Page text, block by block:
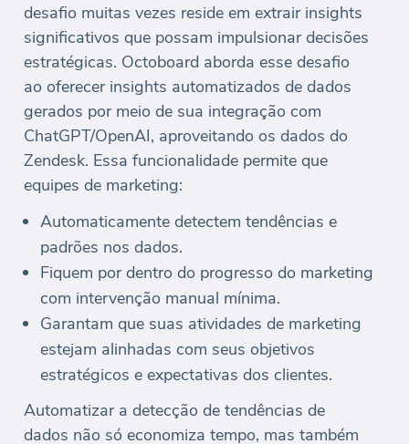
desafio muitas vezes reside em extrair insights
significativos que possam impulsionar decisões
estratégicas. Octoboard aborda esse desafio
ao oferecer insights automatizados de dados
gerados por meio de sua integração com
ChatGPT/OpenAI, aproveitando os dados do
Zendesk. Essa funcionalidade permite que
equipes de marketing:
Automaticamente detectem tendências e
padrões nos dados.
Fiquem por dentro do progresso do marketing
com intervenção manual mínima.
Garantam que suas atividades de marketing
estejam alinhadas com seus objetivos
estratégicos e expectativas dos clientes.
Automatizar a detecção de tendências de
dados não só economiza tempo, mas também